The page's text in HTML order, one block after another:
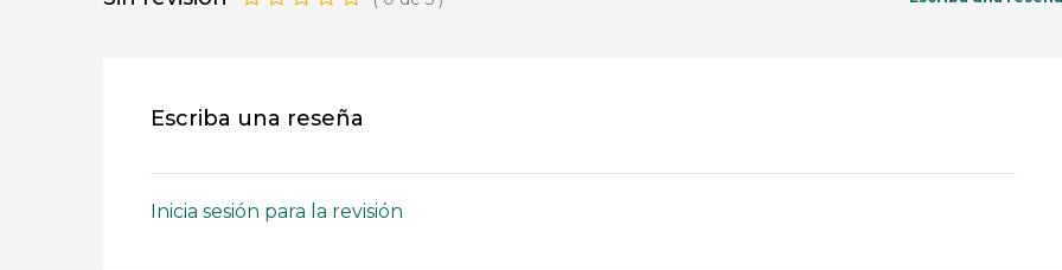
Escriba una reseña
Inicia sesión para la revisión